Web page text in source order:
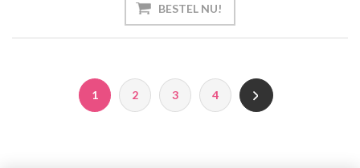
1 2 3 4